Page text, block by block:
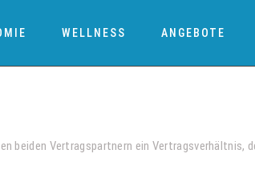
WELLNESS ANGEBOTE
beiden Vertragspartnern ein Vertragsverhältnis,